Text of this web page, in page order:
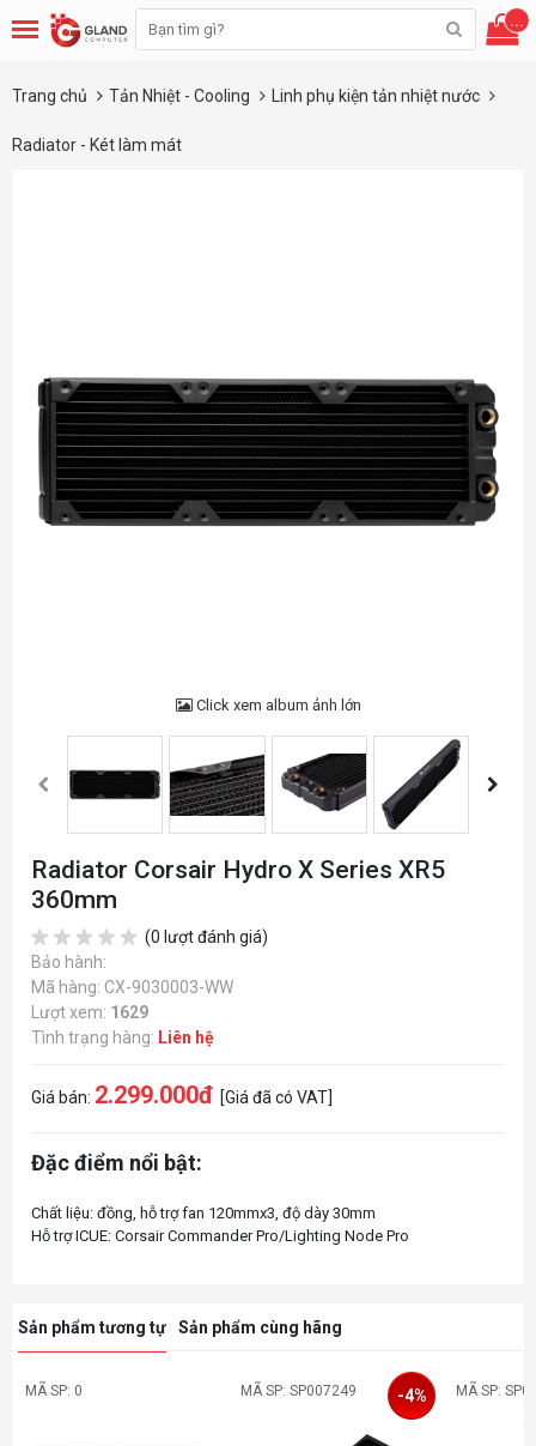
...
Trang chủ Tản Nhiệt - Cooling Linh phụ kiện tản nhiệt nước
Radiator - Két làm mát
Click xem album ảnh lớn
Radiator Corsair Hydro X Series XR5
360mm
(0 lượt đánh giá)
Bảo hành:
Mã hàng: CX-9030003-WW
Lượt xem: 1629
Tình trạng hàng: Liên hệ
Giá bán: 2.299.000đ [Giá đã có VAT]
Đặc điểm nổi bật:
Chất liệu: đồng, hỗ trợ fan 120mmx3, độ dày 30mm
Sản phẩm tương tự Sản phẩm cùng hãng
MÃ SP: 0 MÃ SP: SP007249 -4% MÃ SP: